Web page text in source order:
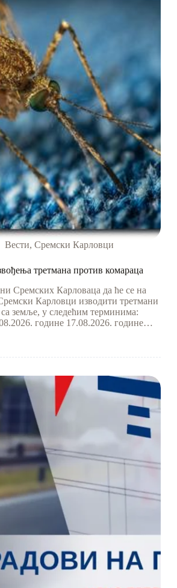
Вести, Сремски Карловци
третмана против комараца
Сремских Карловаца да ће се на
Карловци изводити третмани
са земље, у следећим терминима:
године 17.08.2026. године…